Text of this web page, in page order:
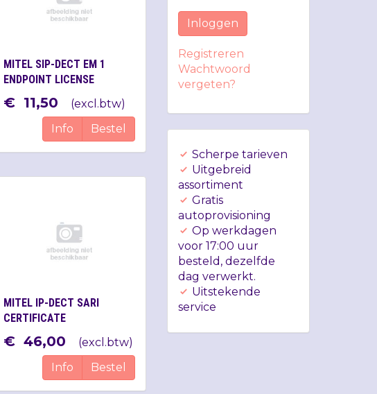
MITEL SIP-DECT EM 1
ENDPOINT LICENSE
€ 11,50 (excl.btw)
Info
Bestel
MITEL IP-DECT SARI
CERTIFICATE
€ 46,00 (excl.btw)
Info
Bestel
Inloggen
Registreren
Wachtwoord
vergeten?
Scherpe tarieven
Uitgebreid
assortiment
Gratis
autoprovisioning
Op werkdagen
voor 17:00 uur
besteld, dezelfde
dag verwerkt.
Uitstekende
service